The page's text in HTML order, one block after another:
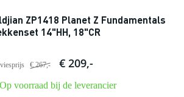
ZP1418 Planet Z Fundamentals
14"HH, 18"CR
€ 267,- € 209,-
Op voorraad bij de leverancier